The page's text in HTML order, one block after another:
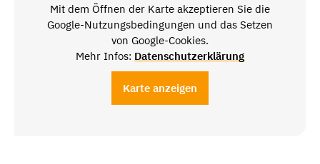
Mit dem Öffnen der Karte akzeptieren Sie die
Google-Nutzungsbedingungen und das Setzen
von Google-Cookies.
Mehr Infos: Datenschutzerklärung
Karte anzeigen